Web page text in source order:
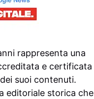
rappresenta una
e certificata
suoi contenuti.
editoriale storica che